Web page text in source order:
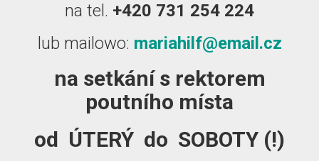
na tel. +420 731 254 224
lub mailowo: mariahilf@email.cz
na setkání s rektorem
poutního místa
od ÚTERÝ do SOBOTY (!)